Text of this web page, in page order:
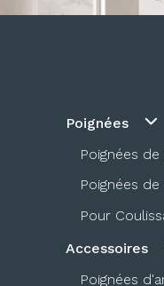
Poignées
Poignées
Poignées
Pour
Accessoires
Poignées